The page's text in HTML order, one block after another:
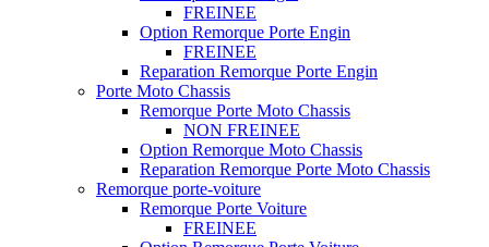
FREINEE
Option Remorque Porte Engin
FREINEE
Reparation Remorque Porte Engin
Porte Moto Chassis
Remorque Porte Moto Chassis
NON FREINEE
Option Remorque Moto Chassis
Reparation Remorque Porte Moto Chassis
Remorque porte-voiture
Remorque Porte Voiture
FREINEE